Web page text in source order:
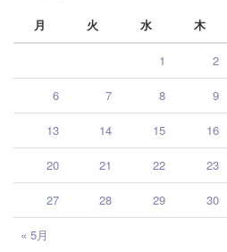
月
火 水 木
« 5月
1 2
6 7 8 9
13 14 15 16
20 21 22 23
27 28 29 30